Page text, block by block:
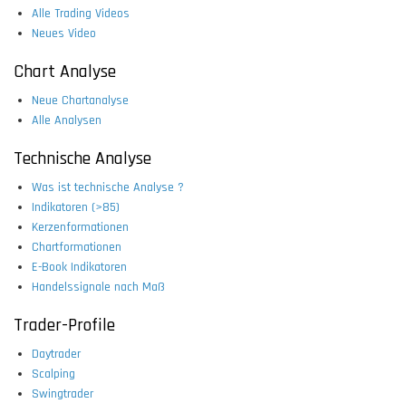
Alle Trading Videos
Neues Video
Chart Analyse
Neue Chartanalyse
Alle Analysen
Technische Analyse
Was ist technische Analyse ?
Indikatoren (>85)
Kerzenformationen
Chartformationen
E-Book Indikatoren
Handelssignale nach Maß
Trader-Profile
Daytrader
Scalping
Swingtrader